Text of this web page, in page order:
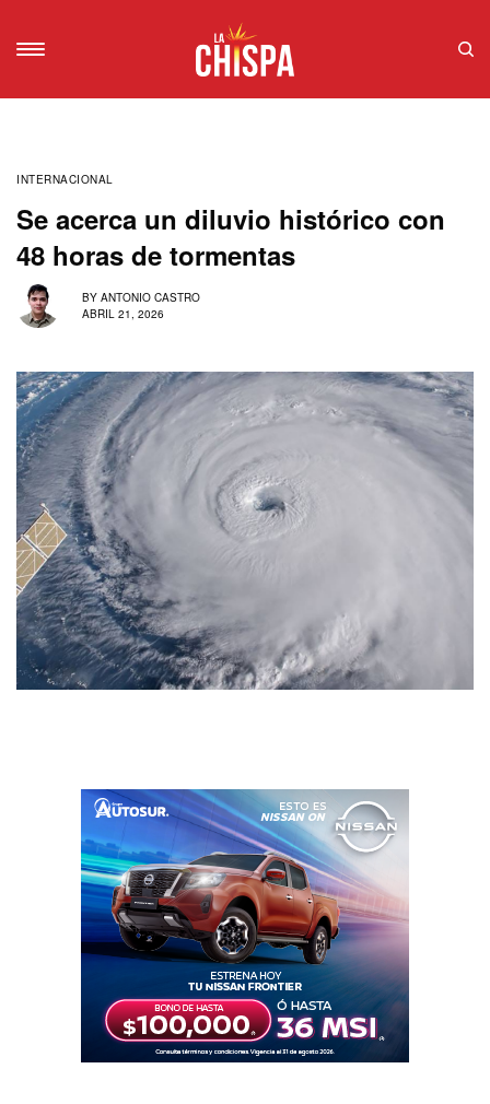
INTERNACIONAL
Se acerca un diluvio histórico con
48 horas de tormentas
BY ANTONIO CASTRO
ABRIL 21, 2026